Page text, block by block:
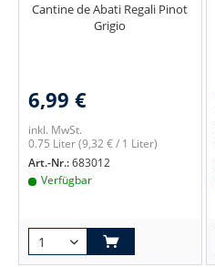
Cantine de Abati Regali Pinot
Grigio
6,99 €
inkl. MwSt.
0.75 Liter(9,32 € / 1 Liter)
Art.-Nr.:683012
Verfügbar